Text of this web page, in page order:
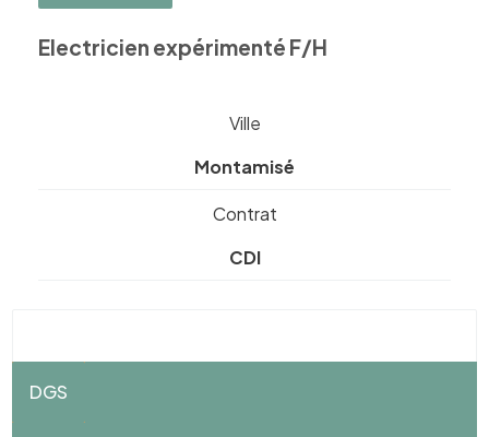
Electricien expérimenté F/H
Ville
Montamisé
Contrat
CDI
DGS